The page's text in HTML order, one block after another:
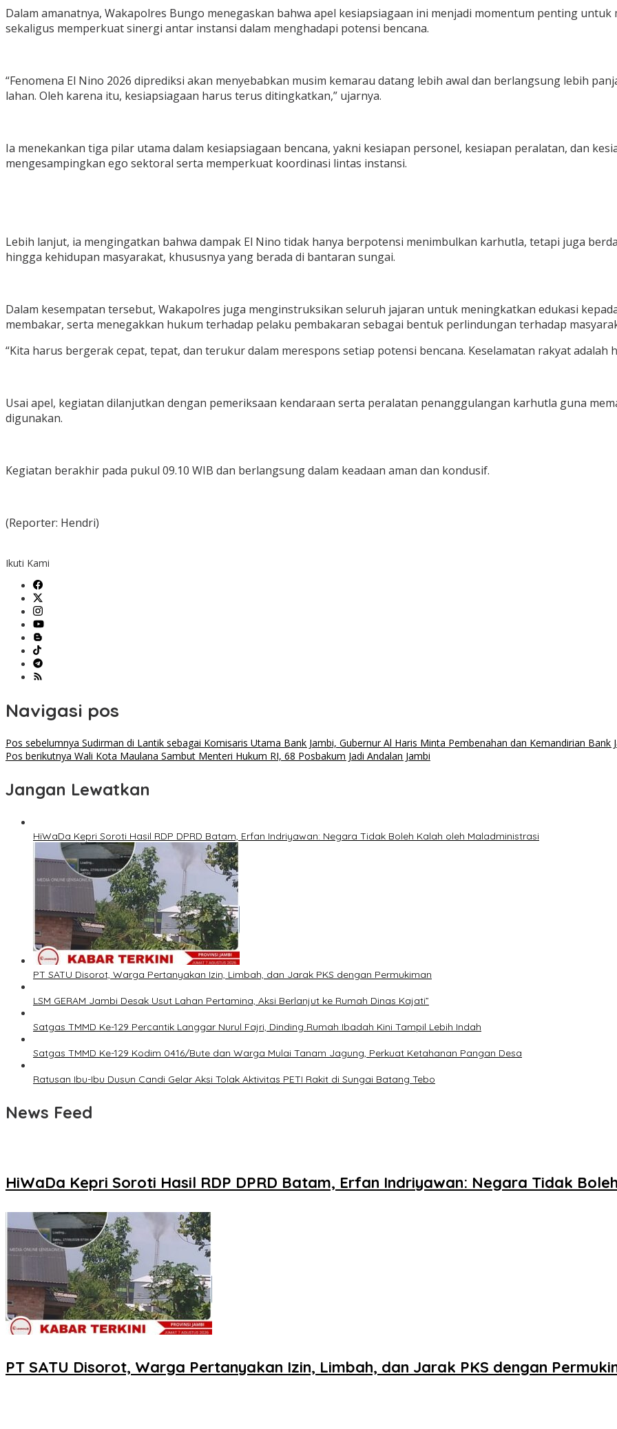
Dalam amanatnya, Wakapolres Bungo menegaskan bahwa apel kesiapsiagaan ini menjadi momentum penting
sekaligus memperkuat sinergi antar instansi dalam menghadapi potensi bencana.
“Fenomena El Nino 2026 diprediksi akan menyebabkan musim kemarau datang lebih awal dan berlangsung lebih
lahan. Oleh karena itu, kesiapsiagaan harus terus ditingkatkan,” ujarnya.
Ia menekankan tiga pilar utama dalam kesiapsiagaan bencana, yakni kesiapan personel, kesiapan peralatan, dan
mengesampingkan ego sektoral serta memperkuat koordinasi lintas instansi.
Lebih lanjut, ia mengingatkan bahwa dampak El Nino tidak hanya berpotensi menimbulkan karhutla, tetapi juga
hingga kehidupan masyarakat, khususnya yang berada di bantaran sungai.
Dalam kesempatan tersebut, Wakapolres juga menginstruksikan seluruh jajaran untuk meningkatkan edukasi
membakar, serta menegakkan hukum terhadap pelaku pembakaran sebagai bentuk perlindungan terhadap
“Kita harus bergerak cepat, tepat, dan terukur dalam merespons setiap potensi bencana. Keselamatan rakyat adalah
Usai apel, kegiatan dilanjutkan dengan pemeriksaan kendaraan serta peralatan penanggulangan karhutla guna
digunakan.
Kegiatan berakhir pada pukul 09.10 WIB dan berlangsung dalam keadaan aman dan kondusif.
(Reporter: Hendri)
Ikuti Kami
Navigasi pos
Pos sebelumnya Sudirman di Lantik sebagai Komisaris Utama Bank Jambi, Gubernur Al Haris Minta Pembenahan dan Kemandirian Bank
Pos berikutnya Wali Kota Maulana Sambut Menteri Hukum RI, 68 Posbakum Jadi Andalan Jambi
Jangan Lewatkan
HiWaDa Kepri Soroti Hasil RDP DPRD Batam, Erfan Indriyawan: Negara Tidak Boleh Kalah oleh Maladministrasi
PT SATU Disorot, Warga Pertanyakan Izin, Limbah, dan Jarak PKS dengan Permukiman
LSM GERAM Jambi Desak Usut Lahan Pertamina, Aksi Berlanjut ke Rumah Dinas Kajati”
Satgas TMMD Ke-129 Percantik Langgar Nurul Fajri, Dinding Rumah Ibadah Kini Tampil Lebih Indah
Satgas TMMD Ke-129 Kodim 0416/Bute dan Warga Mulai Tanam Jagung, Perkuat Ketahanan Pangan Desa
Ratusan Ibu-Ibu Dusun Candi Gelar Aksi Tolak Aktivitas PETI Rakit di Sungai Batang Tebo
News Feed
HiWaDa Kepri Soroti Hasil RDP DPRD Batam, Erfan Indriyawan: Negara Tidak
PT SATU Disorot, Warga Pertanyakan Izin, Limbah, dan Jarak PKS dengan